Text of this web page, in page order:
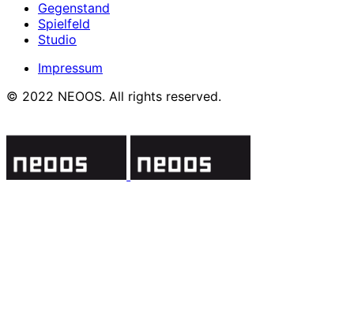
Gegenstand
Spielfeld
Studio
Impressum
© 2022 NEOOS. All rights reserved.